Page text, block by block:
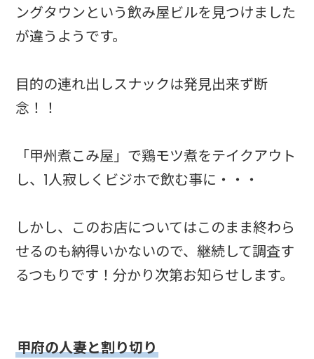
ングタウンという飲み屋ビルを見つけました
が違うようです。
目的の連れ出しスナックは発見出来ず断
念！！
「甲州煮こみ屋」で鶏モツ煮をテイクアウト
し、1人寂しくビジホで飲む事に・・・
しかし、このお店についてはこのまま終わら
せるのも納得いかないので、継続して調査す
るつもりです！分かり次第お知らせします。
甲府の人妻と割り切り